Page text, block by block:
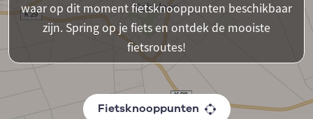
waar op dit moment fietsknooppunten beschikbaar
zijn. Spring op je fiets en ontdek de mooiste
fietsroutes!
Fietsknooppunten